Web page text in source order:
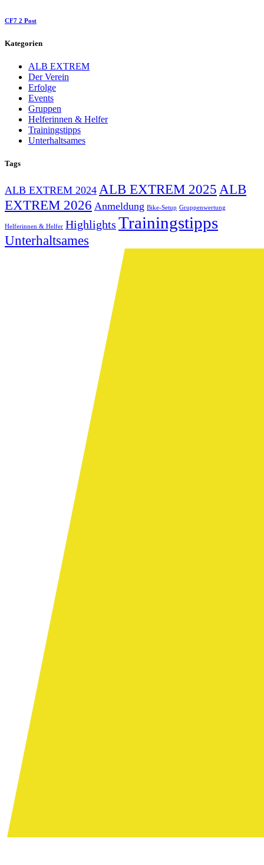
CF7 2 Post
Kategorien
ALB EXTREM
Der Verein
Erfolge
Events
Gruppen
Helferinnen & Helfer
Trainingstipps
Unterhaltsames
Tags
ALB EXTREM 2024 ALB EXTREM 2025ALB
EXTREM 2026 Anmeldung Bike-Setup Gruppenwertung
Helferinnen & Helfer Highlights Trainingstipps
Unterhaltsames